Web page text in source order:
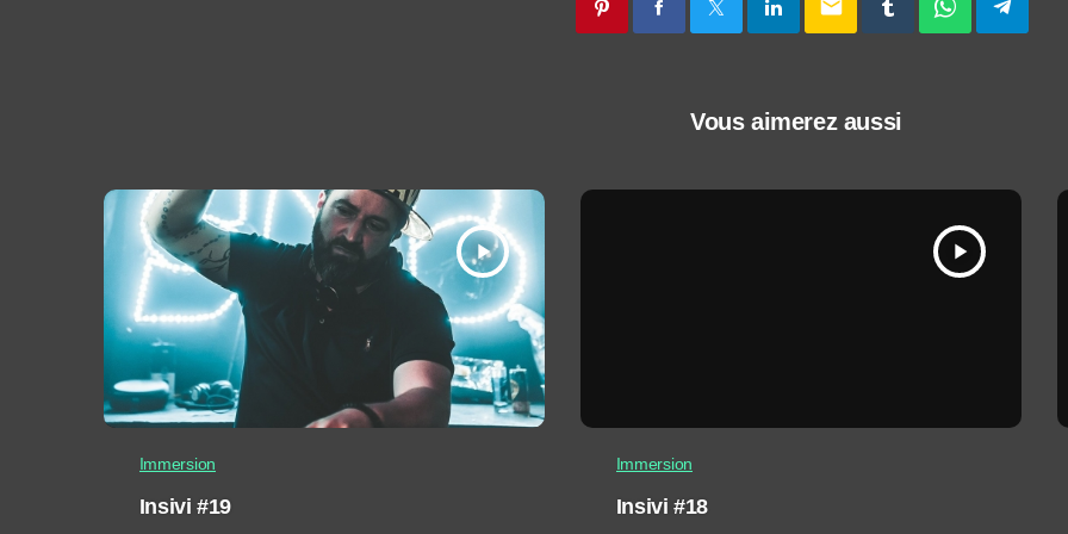
email
Vous aimerez aussi
play_arrow
Immersion
Insivi #19
play_arrow
Immersion
Insivi #18